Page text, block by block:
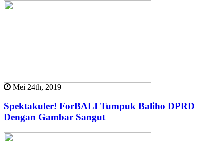
Mei 24th, 2019
Spektakuler! ForBALI Tumpuk Baliho DPRD
Dengan Gambar Sangut